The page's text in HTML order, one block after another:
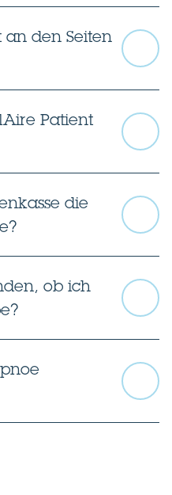
den Seiten
Patient
die
ob ich